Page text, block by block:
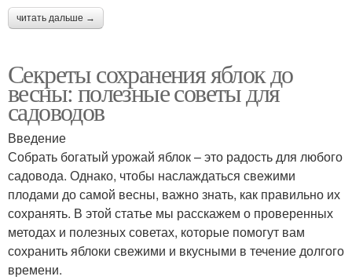
читать дальше →
Секреты сохранения яблок до
весны: полезные советы для
садоводов
Введение
Собрать богатый урожай яблок – это радость для любого
садовода. Однако, чтобы наслаждаться свежими
плодами до самой весны, важно знать, как правильно их
сохранять. В этой статье мы расскажем о проверенных
методах и полезных советах, которые помогут вам
сохранить яблоки свежими и вкусными в течение долгого
времени.